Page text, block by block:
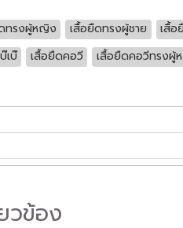
ทรงผู้หญิง เสื้อยืดทรงผู้ชาย
เสื้
เบ๊
เสื้อยืดคอวี เสื้อยืดคอวีทรงผู้
วข้อง